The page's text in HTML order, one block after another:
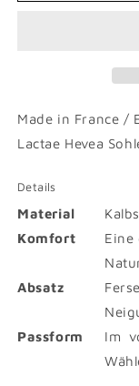
Made in France /
Lactae Hevea
Details
Material
Komfort
Eine
Absatz
Passform
Im